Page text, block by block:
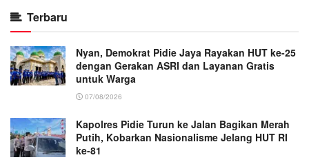
Terbaru
Nyan, Demokrat Pidie Jaya Rayakan HUT ke-25
dengan Gerakan ASRI dan Layanan Gratis
untuk Warga
07/08/2026
Kapolres Pidie Turun ke Jalan Bagikan Merah
Putih, Kobarkan Nasionalisme Jelang HUT RI
ke-81